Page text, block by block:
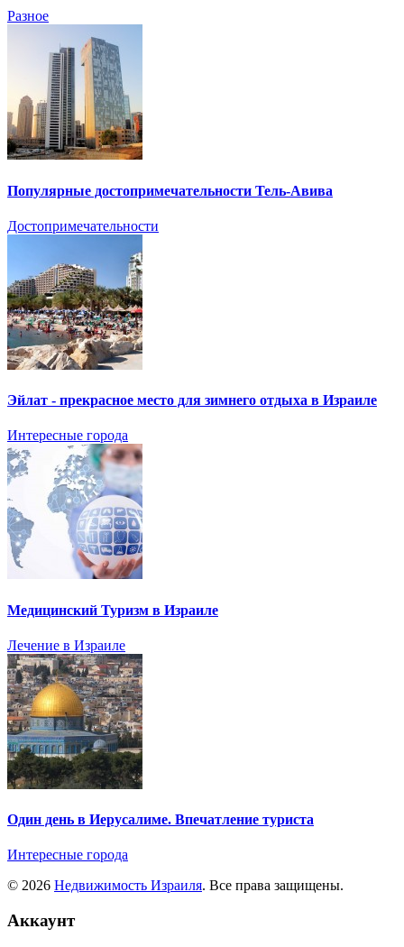
Разное
Популярные достопримечательности Тель-Авива
Достопримечательности
Эйлат - прекрасное место для зимнего отдыха в Израиле
Интересные города
Медицинский Туризм в Израиле
Лечение в Израиле
Один день в Иерусалиме. Впечатление туриста
Интересные города
© 2026 Недвижимость Израиля. Все права защищены.
Аккаунт